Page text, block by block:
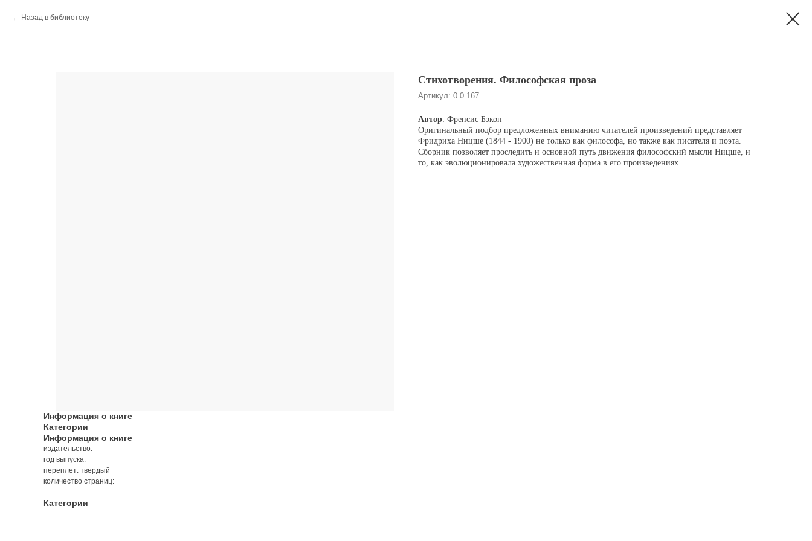
Назад в библиотеку
Стихотворения. Философская проза
Артикул: 0.0.167
Автор: Френсис Бэкон
Оригинальный подбор предложенных вниманию читателей произведений представляет
Фридриха Ницше (1844 - 1900) не только как философа, но также как писателя и поэта.
Сборник позволяет проследить и основной путь движения философский мысли Ницше, и
то, как эволюционировала художественная форма в его произведениях.
Информация о книге
Категории
Информация о книге
издательство:
год выпуска:
переплет: твердый
количество страниц:
Категории